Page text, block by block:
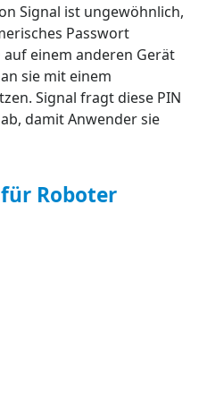
Signal ist ungewöhnlich,
Passwort
einem anderen Gerät
sie mit einem
Signal fragt diese PIN
damit Anwender sie
Roboter